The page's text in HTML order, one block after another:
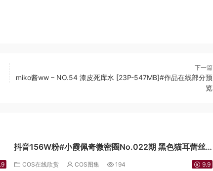
下一篇
miko酱ww – NO.54 漆皮死库水 [23P-547MB]#作品在线部分预
览
抖音156W粉#小霞佩奇微密圈No.022期 黑色猫耳蕾丝
女仆15P
COS在线欣赏 COS图集 194 9.9